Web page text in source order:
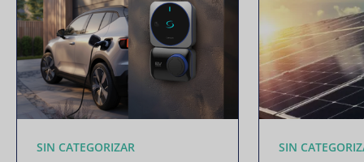
SIN CATEGORIZAR SIN